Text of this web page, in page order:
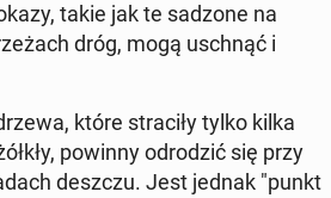
takie jak te sadzone na
dróg, mogą uschnąć i
które stra­ci­ły tylko kilka
powinny od­ro­dzić się przy
deszczu. Jest jednak "punkt